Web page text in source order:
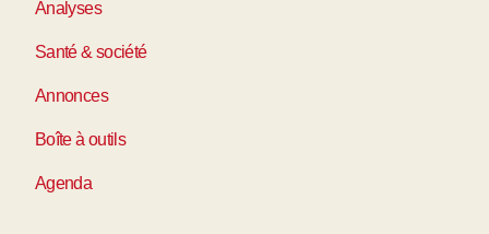
Analyses
Santé & société
Annonces
Boîte à outils
Agenda